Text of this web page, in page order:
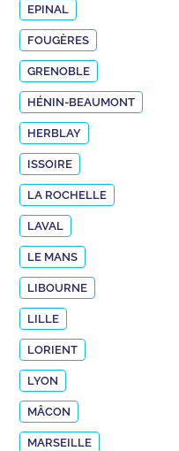
EPINAL
FOUGÈRES
GRENOBLE
HÉNIN-BEAUMONT
HERBLAY
ISSOIRE
LA ROCHELLE
LAVAL
LE MANS
LIBOURNE
LILLE
LORIENT
LYON
MÂCON
MARSEILLE